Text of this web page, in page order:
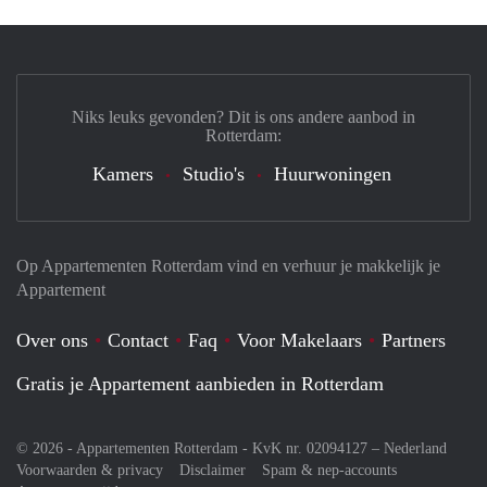
Op Appartementen Rotterdam vind en verhuur je makkelijk je
Appartement
Over ons Contact Faq Voor Makelaars
Partners
Gratis je Appartement aanbieden in Rotterdam
© 2026 - Appartementen Rotterdam - KvK nr. 02094127 – Nederland
Voorwaarden & privacy
Disclaimer
Spam & nep-accounts
Niks leuks gevonden? Dit is ons andere aanbod in
Rotterdam:
Kamers Studio's Huurwoningen